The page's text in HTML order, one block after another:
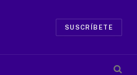
SUSCRÍBETE